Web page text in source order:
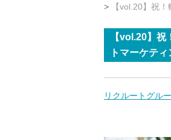
【vol.20】祝
【vol.20】
トマーケテ
リクルートグル